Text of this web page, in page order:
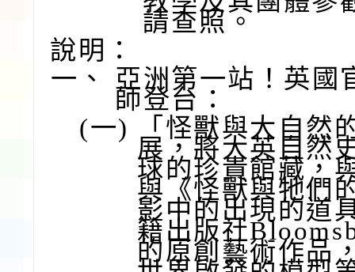
請查照。
說明：
一、
亞洲第一站！英國
師登台：
(一)
「怪獸與大自然
展，將大英自然
球的珍貴館藏，
與《怪獸與牠們
影中的出現的道
籍出版社
的原創藝術作品